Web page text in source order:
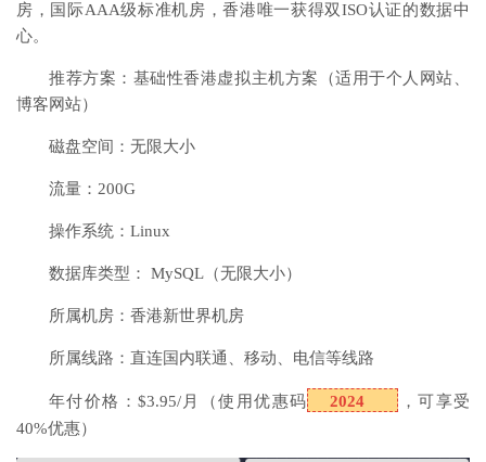
房，国际AAA级标准机房，香港唯一获得双ISO认证的数据中
心。
推荐方案：基础性香港虚拟主机方案（适用于个人网站、
博客网站）
磁盘空间：无限大小
流量：200G
操作系统：Linux
数据库类型： MySQL（无限大小）
所属机房：香港新世界机房
所属线路：直连国内联通、移动、电信等线路
年付价格：$3.95/月（使用优惠码 2024
，可享受
40%优惠）